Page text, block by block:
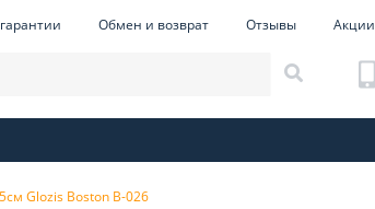
Обмен и возврат Отзывы Акции
Glozis Boston B-026